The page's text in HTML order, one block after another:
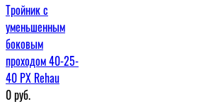
Тройник с
уменьшенным
боковым
проходом 40-25-
40 PX Rehau
0руб.